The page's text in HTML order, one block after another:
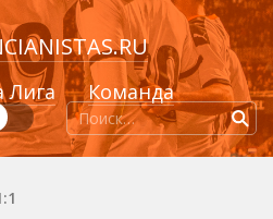
Лига Команда